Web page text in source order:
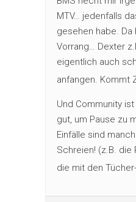
MTV… jedenfalls
gesehen habe.
Vorrang… Dexter
eigentlich auch
anfangen. Kommt
Und Community
gut, um Pause zu
Einfälle sind
Schreien! (z.B. die
die mit den